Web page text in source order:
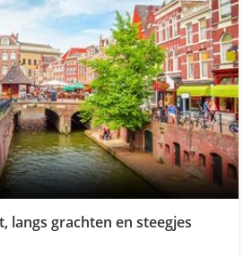
langs grachten en steegjes